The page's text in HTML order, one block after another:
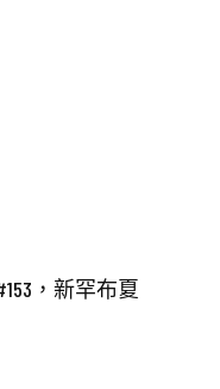
，新罕布夏